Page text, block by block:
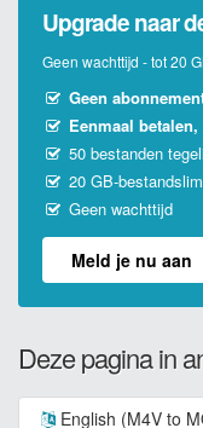
Upgrade naar
Geen wachttijd - tot 20
Geen
Eenmaal
50 bestanden
20 GB-
Geen wachttijd
Meld je nu aan
Deze pagina in
English (M4V to